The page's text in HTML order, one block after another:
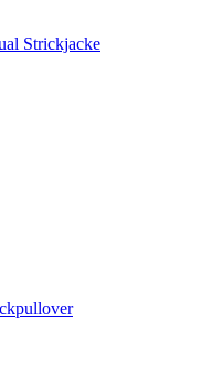
Strickjacke